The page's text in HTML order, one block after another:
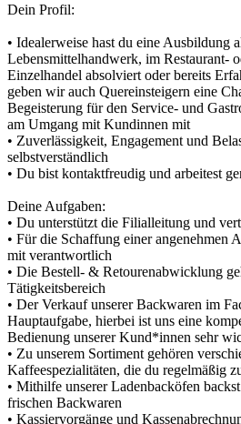
Dein Profil:
• Idealerweise hast du eine Ausbildung
Lebensmittelhandwerk, im Restaurant-
Einzelhandel absolviert oder bereits
geben wir auch Quereinsteigern eine
Begeisterung für den Service- und
am Umgang mit Kundinnen mit
• Zuverlässigkeit, Engagement und
selbstverständlich
• Du bist kontaktfreudig und arbeitest
Deine Aufgaben:
• Du unterstützt die Filialleitung und
• Für die Schaffung einer angenehmen
mit verantwortlich
• Die Bestell- & Retourenabwicklung
Tätigkeitsbereich
• Der Verkauf unserer Backwaren im
Hauptaufgabe, hierbei ist uns eine
Bedienung unserer Kund*innen sehr
• Zu unserem Sortiment gehören
Kaffeespezialitäten, die du regelmäßig
• Mithilfe unserer Ladenbacköfen
frischen Backwaren
• Kassiervorgänge und